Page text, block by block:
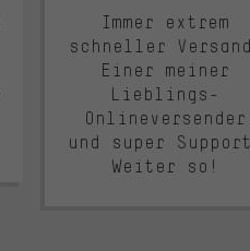
Immer extrem
schneller
Einer meiner
Lieblings-
Onlineversender
und super
Weiter so!